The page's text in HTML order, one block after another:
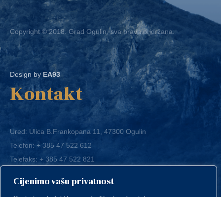
Cijenimo vašu privatnost
Copyright © 2018. Grad Ogulin, sva prava pridržana.
Design byEA93
Kontakt
Ured: Ulica B.Frankopana 11, 47300 Ogulin
Telefon:+ 385 47 522 612
Telefaks:+ 385 47 522 821
E-mail:grad-ogulin@ogulin.hr